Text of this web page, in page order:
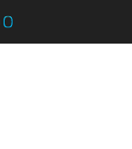
Apple, Siri